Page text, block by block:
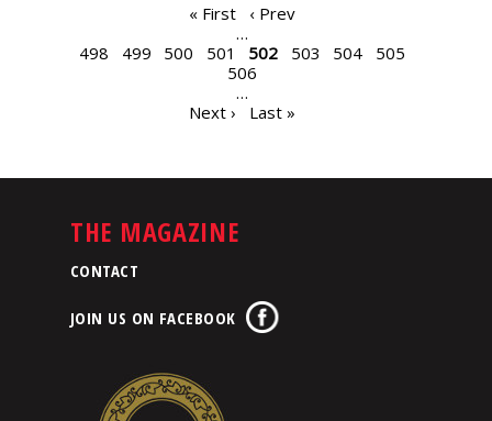
« First
‹ Prev
…
498
499 500 501 502 503 504
505
506
…
Next ›
Last »
THE MAGAZINE
CONTACT
JOIN US ON FACEBOOK